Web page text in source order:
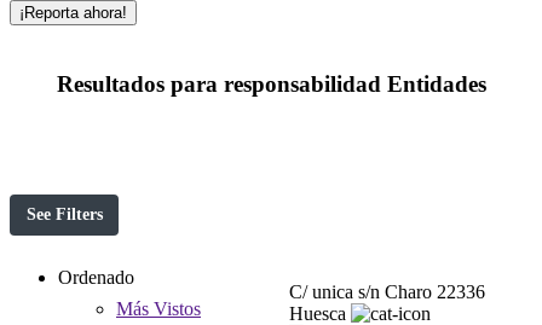
¡Reporta ahora!
Resultados para responsabilidad Entidades
See Filters
Ordenado
Más Vistos
C/ unica s/n Charo 22336
Huesca